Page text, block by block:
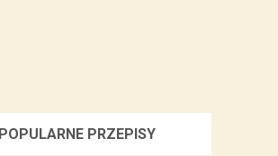
POPULARNE PRZEPISY